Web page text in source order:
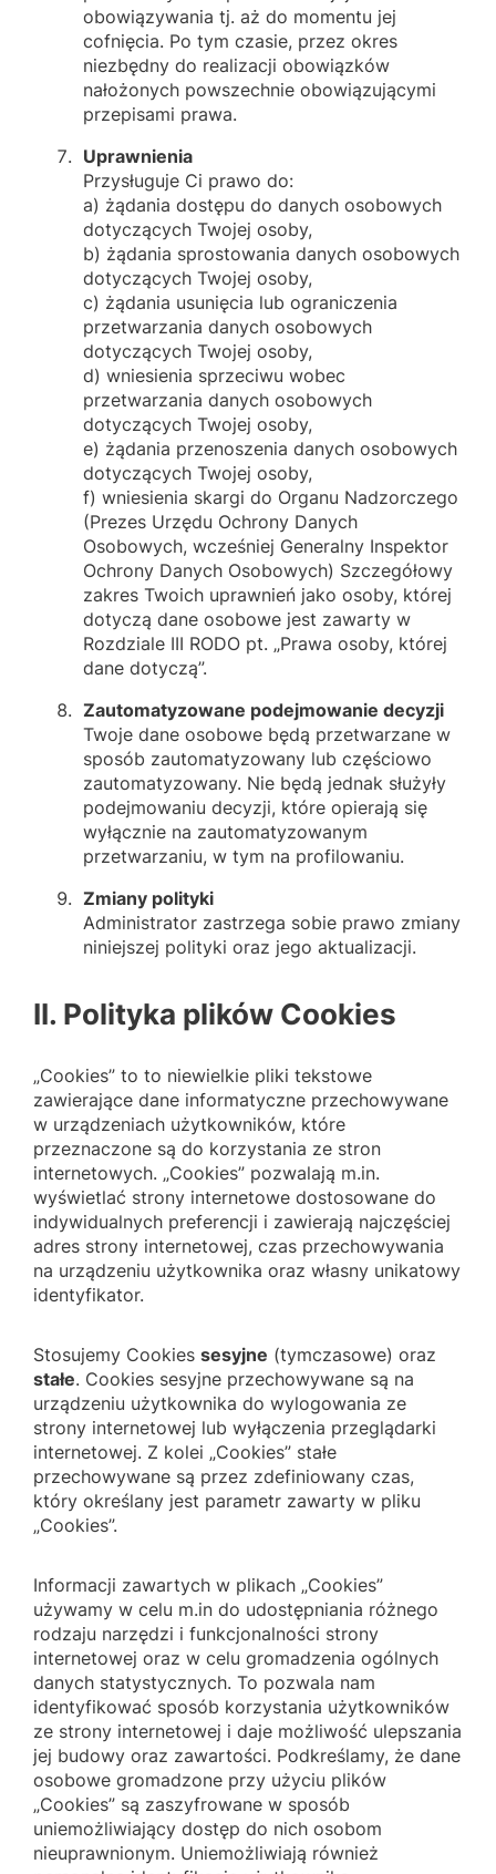
obowiązywania tj. aż do momentu jej
cofnięcia. Po tym czasie, przez okres
niezbędny do realizacji obowiązków
nałożonych powszechnie obowiązującymi
przepisami prawa.
Uprawnienia
Przysługuje Ci prawo do:
a) żądania dostępu do danych osobowych
dotyczących Twojej osoby,
b) żądania sprostowania danych osobowych
dotyczących Twojej osoby,
c) żądania usunięcia lub ograniczenia
przetwarzania danych osobowych
dotyczących Twojej osoby,
d) wniesienia sprzeciwu wobec
przetwarzania danych osobowych
dotyczących Twojej osoby,
e) żądania przenoszenia danych osobowych
dotyczących Twojej osoby,
f) wniesienia skargi do Organu Nadzorczego
(Prezes Urzędu Ochrony Danych
Osobowych, wcześniej Generalny Inspektor
Ochrony Danych Osobowych) Szczegółowy
zakres Twoich uprawnień jako osoby, której
dotyczą dane osobowe jest zawarty w
Rozdziale III RODO pt. „Prawa osoby, której
dane dotyczą”.
Zautomatyzowane podejmowanie decyzji
Twoje dane osobowe będą przetwarzane w
sposób zautomatyzowany lub częściowo
zautomatyzowany. Nie będą jednak służyły
podejmowaniu decyzji, które opierają się
wyłącznie na zautomatyzowanym
przetwarzaniu, w tym na profilowaniu.
Zmiany polityki
Administrator zastrzega sobie prawo zmiany
niniejszej polityki oraz jego aktualizacji.
II. Polityka plików Cookies
„Cookies” to to niewielkie pliki tekstowe
zawierające dane informatyczne przechowywane
w urządzeniach użytkowników, które
przeznaczone są do korzystania ze stron
internetowych. „Cookies” pozwalają m.in.
wyświetlać strony internetowe dostosowane do
indywidualnych preferencji i zawierają najczęściej
adres strony internetowej, czas przechowywania
na urządzeniu użytkownika oraz własny unikatowy
identyfikator.
Stosujemy Cookies sesyjne (tymczasowe) oraz
stałe. Cookies sesyjne przechowywane są na
urządzeniu użytkownika do wylogowania ze
strony internetowej lub wyłączenia przeglądarki
internetowej. Z kolei „Cookies” stałe
przechowywane są przez zdefiniowany czas,
który określany jest parametr zawarty w pliku
„Cookies”.
Informacji zawartych w plikach „Cookies”
używamy w celu m.in do udostępniania różnego
rodzaju narzędzi i funkcjonalności strony
internetowej oraz w celu gromadzenia ogólnych
danych statystycznych. To pozwala nam
identyfikować sposób korzystania użytkowników
ze strony internetowej i daje możliwość ulepszania
jej budowy oraz zawartości. Podkreślamy, że dane
osobowe gromadzone przy użyciu plików
„Cookies” są zaszyfrowane w sposób
uniemożliwiający dostęp do nich osobom
nieuprawnionym. Uniemożliwiają również